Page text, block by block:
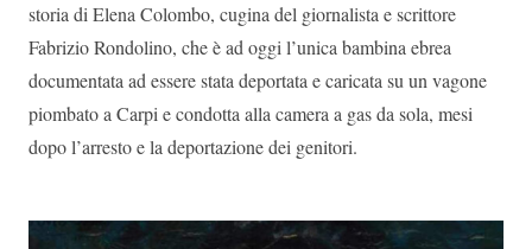
storia di Elena Colombo, cugina del giornalista e scrittore
Fabrizio Rondolino, che è ad oggi l’unica bambina ebrea
documentata ad essere stata deportata e caricata su un vagone
piombato a Carpi e condotta alla camera a gas da sola, mesi
dopo l’arresto e la deportazione dei genitori.